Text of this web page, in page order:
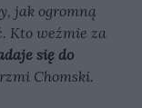
jak ogromną
Kto weźmie za
się do
Chomski.